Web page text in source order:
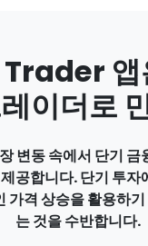
앱
이더로
변동 속에서 단기 금
공합니다. 단기 투자
가격 상승을 활용하
는 것을 수반합니다.